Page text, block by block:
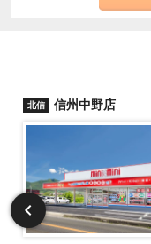
北信 信州中野店